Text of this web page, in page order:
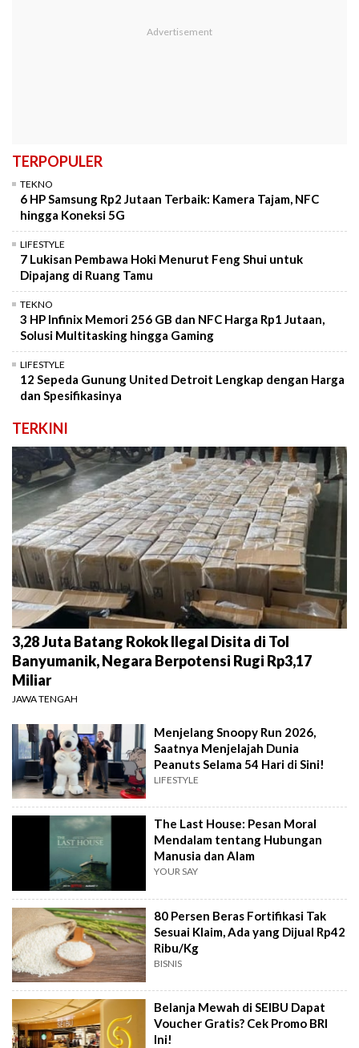
TERPOPULER
TEKNO
6 HP Samsung Rp2 Jutaan Terbaik: Kamera Tajam, NFC
hingga Koneksi 5G
LIFESTYLE
7 Lukisan Pembawa Hoki Menurut Feng Shui untuk
Dipajang di Ruang Tamu
TEKNO
3 HP Infinix Memori 256 GB dan NFC Harga Rp1 Jutaan,
Solusi Multitasking hingga Gaming
LIFESTYLE
12 Sepeda Gunung United Detroit Lengkap dengan Harga
dan Spesifikasinya
TERKINI
3,28 Juta Batang Rokok Ilegal Disita di Tol
Banyumanik, Negara Berpotensi Rugi Rp3,17
Miliar
JAWA TENGAH
Menjelang Snoopy Run 2026,
Saatnya Menjelajah Dunia
Peanuts Selama 54 Hari di Sini!
LIFESTYLE
The Last House: Pesan Moral
Mendalam tentang Hubungan
Manusia dan Alam
YOUR SAY
80 Persen Beras Fortifikasi Tak
Sesuai Klaim, Ada yang Dijual Rp42
Ribu/Kg
BISNIS
Belanja Mewah di SEIBU Dapat
Voucher Gratis? Cek Promo BRI
Ini!